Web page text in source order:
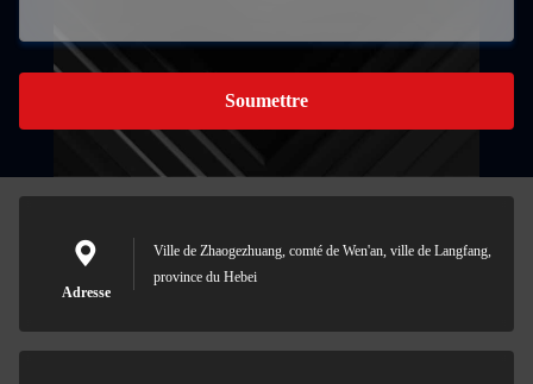
Soumettre
Adresse
Ville de Zhaogezhuang, comté de Wen'an, ville de Langfang,
province du Hebei